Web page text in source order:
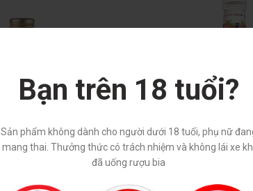
Bạn trên 18 tuổi?
Sản phẩm không dành cho người dưới 18 tuổi, phụ nữ
mang thai. Thưởng thức có trách nhiệm và không lái xe
đã uống rượu bia